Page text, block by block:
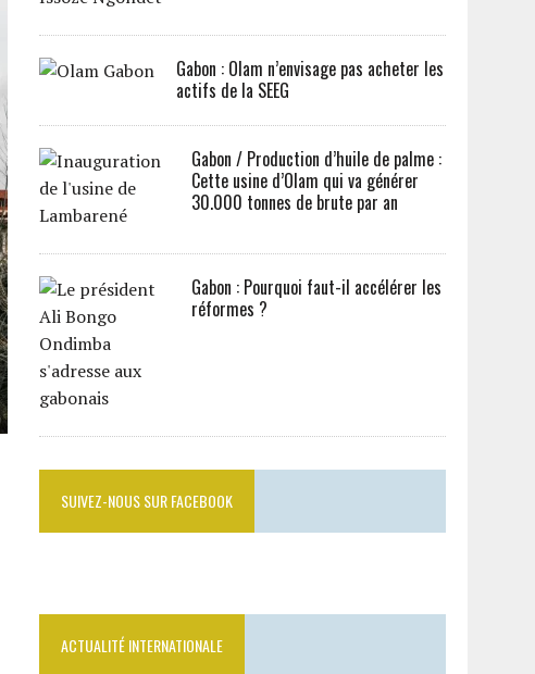
Gabon : Olam n’envisage pas acheter les
actifs de la SEEG
Gabon / Production d’huile de palme :
Cette usine d’Olam qui va générer
30.000 tonnes de brute par an
Gabon : Pourquoi faut-il accélérer les
réformes ?
SUIVEZ-NOUS SUR FACEBOOK
ACTUALITÉ INTERNATIONALE